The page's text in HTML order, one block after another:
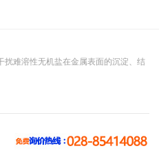
扰难溶性无机盐在金属表面的沉淀、结